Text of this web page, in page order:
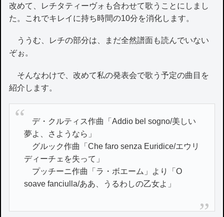
改めて、レチタティーヴォも合わせて歌うことにしまし
た。これでキレイに持ち時間の10分を消化します。
ううむ、レチの部分は、まだ全然譜面も読んでいない
ぞぉ。
そんなわけで、改めて私の発表会で歌う予定の曲目を
紹介します。
デ・クルティス作曲「Addio bel sogno/美しい
夢よ、さようなら」
グルック作曲「Che faro senza Euridice/エウリ
ディーチェを失って」
プッチーニ作曲「ラ・ボエーム」より「O
soave fanciulla/ああ、うるわしの乙女よ」